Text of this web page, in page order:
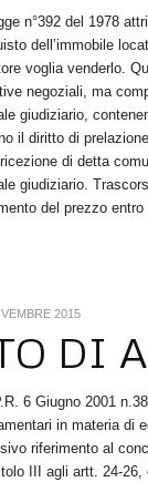
n°392 del 1978
dell’immobile
voglia venderlo.
negoziali, ma
giudiziario,
il diritto di
di detta
giudiziario.
del prezzo
DI
2015
6 Giugno 2001
in materia di
riferimento al
III agli artt. 24-